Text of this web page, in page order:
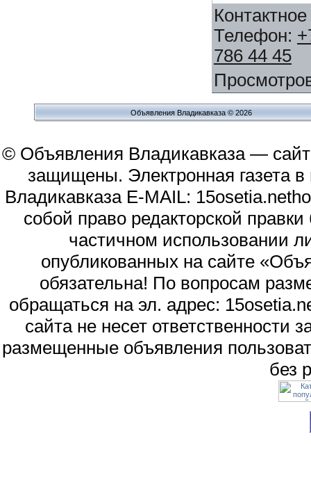
Телефон:
786 44 45
Объявления Владикавказа © 2026
© Объявления Владикавказа —
защищены. Электронная газета
Владикавказа E-MAIL:
собой право редакторской
частичном использовании
опубликованных на сайте
обязательна! По вопросам
обращаться на эл. адрес:
сайта не несет
размещенные объявления
без